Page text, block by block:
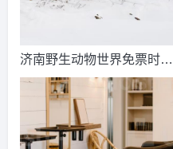
济南野生动物世界免票时
间？济南动物王国票价？